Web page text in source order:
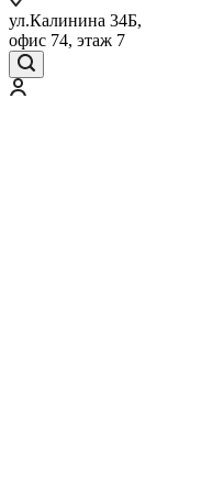
ул.Калинина 34Б,
офис 74, этаж 7